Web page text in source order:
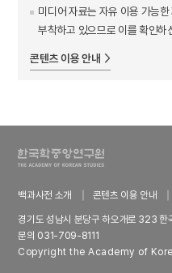
미디어 자료는 자유 이용 가능
부착하고 있으므로 이를 확인하
콘텐츠 이용 안내
백과사전 소개 콘텐츠 이용 안내
경기도 성남시 분당구 하오개로 323
문의 031-709-8111
Copyright the Academy of